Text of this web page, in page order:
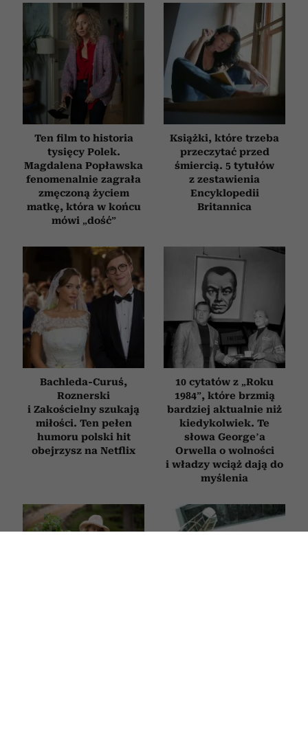
Ten film to historia
tysięcy Polek.
Magdalena Popławska
fenomenalnie zagrała
zmęczoną życiem
matkę, która w końcu
mówi „dość”
Książki, które trzeba
przeczytać przed
śmiercią. 5 tytułów
z zestawienia
Encyklopedii
Britannica
Bachleda-Curuś,
Roznerski
i Zakościelny szukają
miłości. Ten pełen
humoru polski hit
obejrzysz na Netflix
10 cytatów z „Roku
1984”, które brzmią
bardziej aktualnie niż
kiedykolwiek. Te
słowa George’a
Orwella o wolności
i władzy wciąż dają do
myślenia